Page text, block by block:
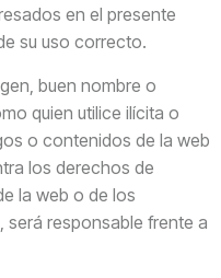
en el presente
su uso correcto.
buen nombre o
quien utilice ilícita o
o contenidos de la web
los derechos de
la web o de los
responsable frente a